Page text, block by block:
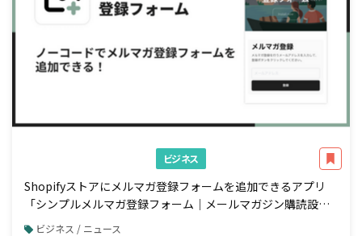
ビジネス
Shopifyストアにメルマガ登録フォームを追加できるアプリ
「シンプルメルマガ登録フォーム｜メールマガジン購読設
定」をリリース
ビジネス / ニュース